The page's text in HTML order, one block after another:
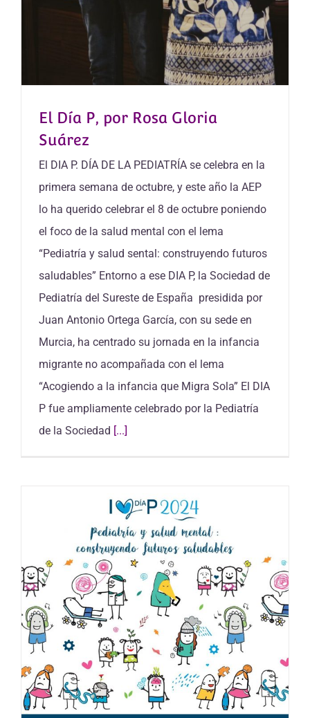
El Día P, por Rosa Gloria
Suárez
El DIA P. DÍA DE LA PEDIATRÍA se celebra en la
primera semana de octubre, y este año la AEP
lo ha querido celebrar el 8 de octubre poniendo
el foco de la salud mental con el lema
“Pediatría y salud sental: construyendo futuros
saludables” Entorno a ese DIA P, la Sociedad de
Pediatría del Sureste de España presidida por
Juan Antonio Ortega García, con su sede en
Murcia, ha centrado su jornada en la infancia
migrante no acompañada con el lema
“Acogiendo a la infancia que Migra Sola” El DIA
P fue ampliamente celebrado por la Pediatría
de la Sociedad [...]